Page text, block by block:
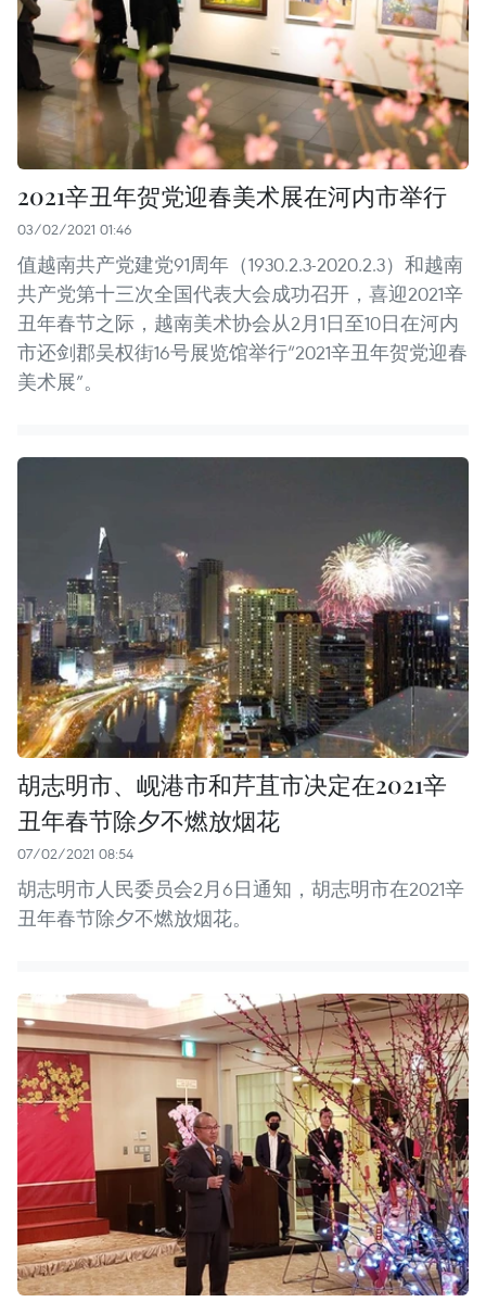
2021辛丑年贺党迎春美术展在河内市举行
03/02/2021 01:46
值越南共产党建党91周年（1930.2.3-2020.2.3）和越南
共产党第十三次全国代表大会成功召开，喜迎2021辛
丑年春节之际，越南美术协会从2月1日至10日在河内
市还剑郡吴权街16号展览馆举行“2021辛丑年贺党迎春
美术展”。
胡志明市、岘港市和芹苴市决定在2021辛
丑年春节除夕不燃放烟花
07/02/2021 08:54
胡志明市人民委员会2月6日通知，胡志明市在2021辛
丑年春节除夕不燃放烟花。